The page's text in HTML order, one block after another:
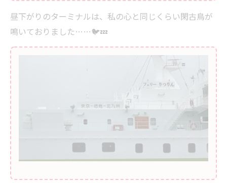
昼下がりのターミナルは、私の心と同じくらい閑古鳥が
鳴いておりました……🐦💤